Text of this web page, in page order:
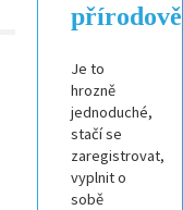
Je to
hrozně
jednoduché,
stačí se
zaregistrovat,
vyplnit o
sobě